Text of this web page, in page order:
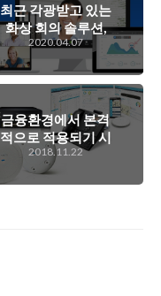
최근 각광받고 있는
화상 회의 솔루션,
줌(Zoom)에 대한
이것저것..
2020.04.07
금융환경에서 본격
적으로 적용되기 시
작한 무선랜 환경,
삼성 무선랜의 금융
권 적용 이야기
2018.11.22